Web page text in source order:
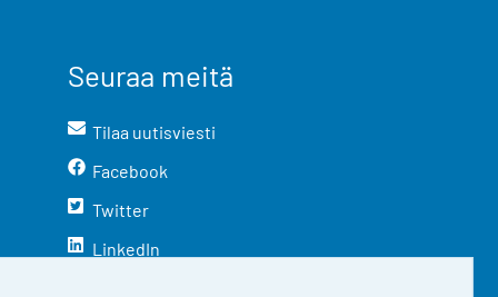
Seuraa meitä
Tilaa uutisviesti
Facebook
Twitter
LinkedIn